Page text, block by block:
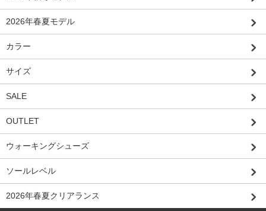
2026年春夏モデル
カラー
サイズ
SALE
OUTLET
ウォーキングシューズ
ソールレベル
2026年春夏クリアランス